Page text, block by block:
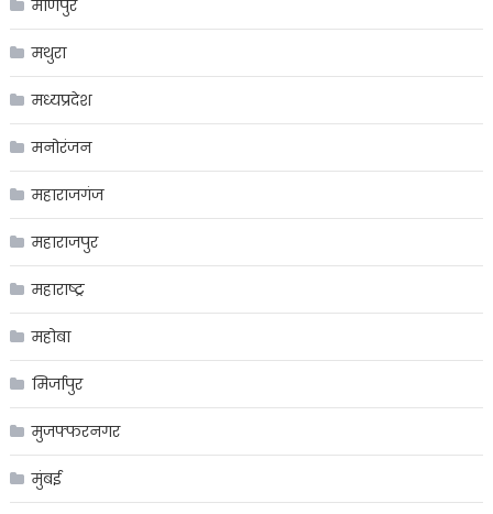
मणिपुर
मथुरा
मध्यप्रदेश
मनोरंजन
महाराजगंज
महाराजपुर
महाराष्ट्र
महोबा
मिर्जापुर
मुजफ्फरनगर
मुंबई